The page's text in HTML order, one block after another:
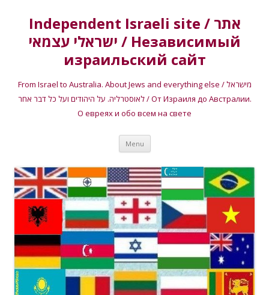
Independent Israeli site / אתר
ישראלי עצמאי / Независимый
израильский сайт
From Israel to Australia. About Jews and everything else / מישראל
לאוסטרליה. על היהודים ועל כל דבר אחר / От Израиля до Австралии.
О евреях и обо всем на свете
Menu Skip
content